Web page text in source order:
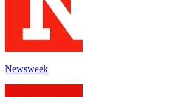
Newsweek